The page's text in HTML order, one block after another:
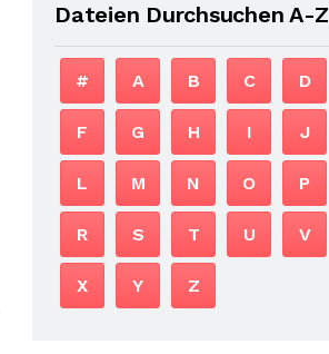
Dateien Durchsuchen A-Z
# A B C D
F G H I J
L M N O P
R S T U V
X Y Z